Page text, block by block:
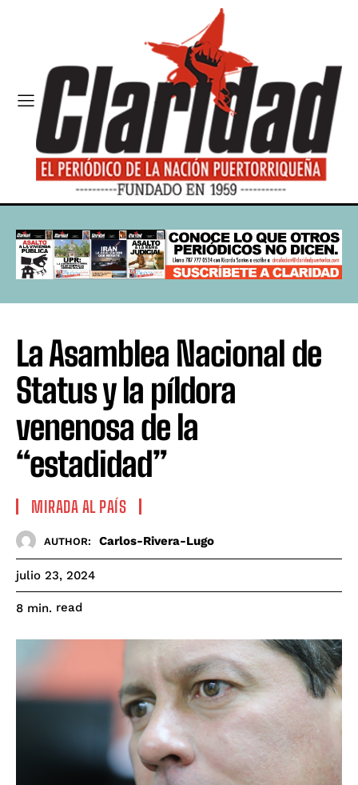
La Asamblea Nacional de
Status y la píldora
venenosa de la
“estadidad”
MIRADA AL PAÍS
AUTHOR: Carlos-Rivera-Lugo
julio 23, 2024
8 min. read